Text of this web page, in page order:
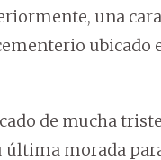
una
ubicado
de mucha
última morada